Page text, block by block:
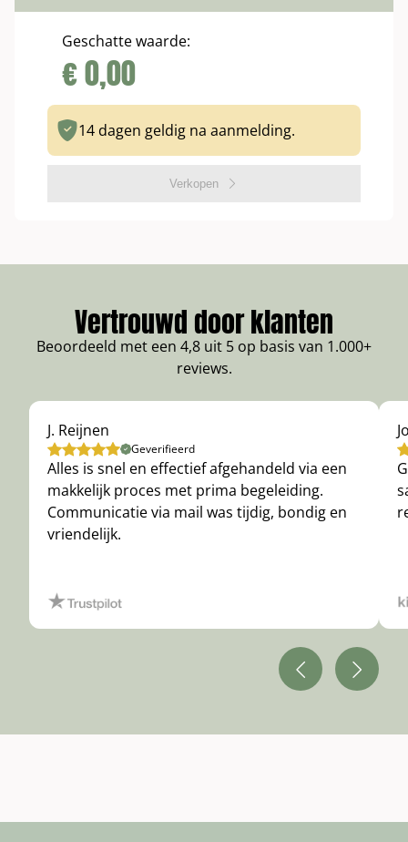
Geschatte waarde:
€0,00
14 dagen geldig na aanmelding.
Verkopen
Vertrouwd door klanten
Beoordeeld met een 4,8 uit 5 op basis van 1.000+
reviews.
J. Reijnen
Geverifieerd
Alles is snel en effectief afgehandeld via een
makkelijk proces met prima begeleiding.
Communicatie via mail was tijdig, bondig en
vriendelijk.